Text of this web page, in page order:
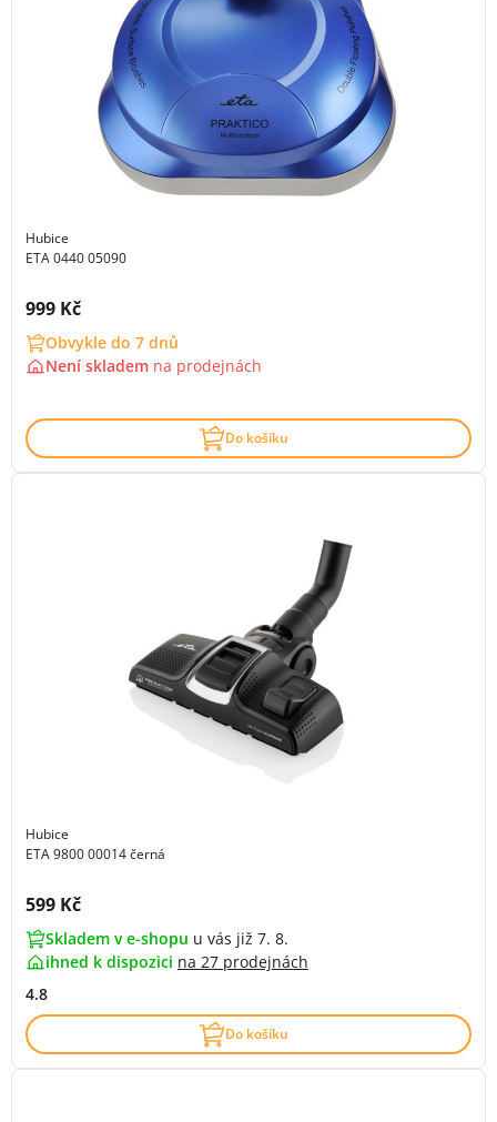
Hubice
ETA 0440 05090
Cena s DPH:
999 Kč
Obvykle do 7 dnů
Není skladem na prodejnách
Do košíku
Hubice
ETA 9800 00014 černá
Cena s DPH:
599 Kč
Skladem v e-shopu u vás již 7. 8.
ihned k dispozici na 27 prodejnách
4.8
Do košíku